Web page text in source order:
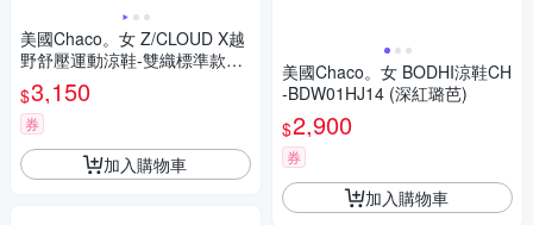
美國Chaco。女 Z/CLOUD X越
野舒壓運動涼鞋-雙織標準款CH
-ZLW03HK22黑白像素
$3,150
券
加入購物車
美國Chaco。女 BODHI涼鞋CH
-BDW01HJ14 (深紅璐芭)
$2,900
券
加入購物車